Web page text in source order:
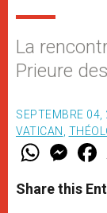
La
Prieure
SEPTEMBRE
VATICAN ,
W
t
s
M
e
s
e
a
e
b
Share this